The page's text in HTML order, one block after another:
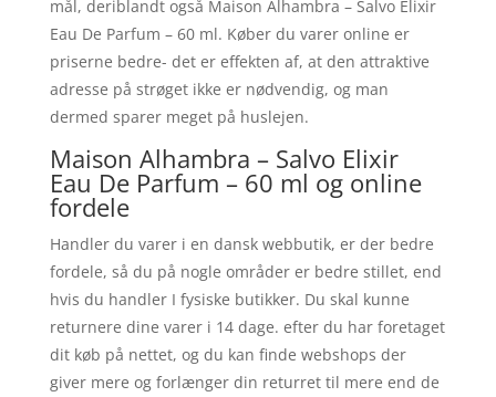
mål, deriblandt også Maison Alhambra – Salvo Elixir
Eau De Parfum – 60 ml. Køber du varer online er
priserne bedre- det er effekten af, at den attraktive
adresse på strøget ikke er nødvendig, og man
dermed sparer meget på huslejen.
Maison Alhambra – Salvo Elixir
Eau De Parfum – 60 ml og online
fordele
Handler du varer i en dansk webbutik, er der bedre
fordele, så du på nogle områder er bedre stillet, end
hvis du handler I fysiske butikker. Du skal kunne
returnere dine varer i 14 dage. efter du har foretaget
dit køb på nettet, og du kan finde webshops der
giver mere og forlænger din returret til mere end de